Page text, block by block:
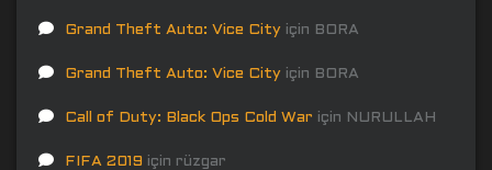
Grand Theft Auto: Vice City için BORA
Grand Theft Auto: Vice City için BORA
Call of Duty: Black Ops Cold War için NURULLAH
FIFA 2019 için rüzgar